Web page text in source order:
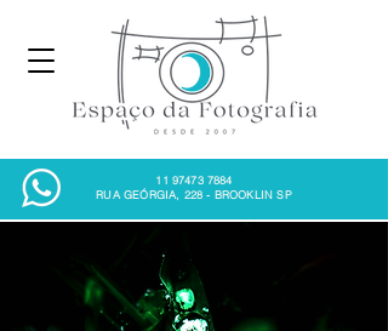
11 97473 7884
RUA GEÓRGIA, 228 - BROOKLIN SP